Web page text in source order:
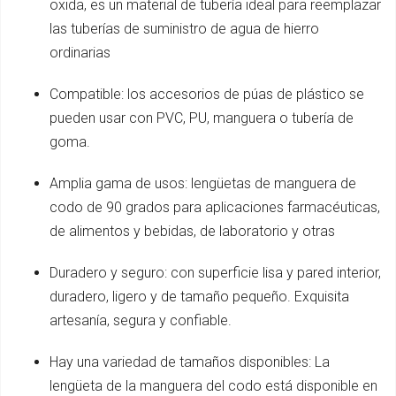
oxida, es un material de tubería ideal para reemplazar
las tuberías de suministro de agua de hierro
ordinarias
Compatible: los accesorios de púas de plástico se
pueden usar con PVC, PU, ​​manguera o tubería de
goma.
Amplia gama de usos: lengüetas de manguera de
codo de 90 grados para aplicaciones farmacéuticas,
de alimentos y bebidas, de laboratorio y otras
Duradero y seguro: con superficie lisa y pared interior,
duradero, ligero y de tamaño pequeño. Exquisita
artesanía, segura y confiable.
Hay una variedad de tamaños disponibles: La
lengüeta de la manguera del codo está disponible en